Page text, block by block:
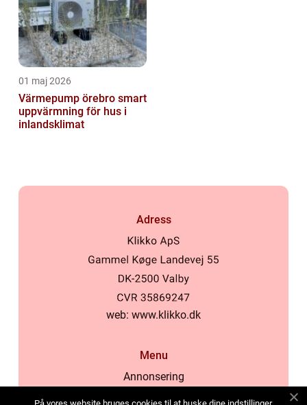
01 maj 2026
Värmepump örebro smart
uppvärmning för hus i
inlandsklimat
Adress
web: www.klikko.dk
Menu
Annonsering